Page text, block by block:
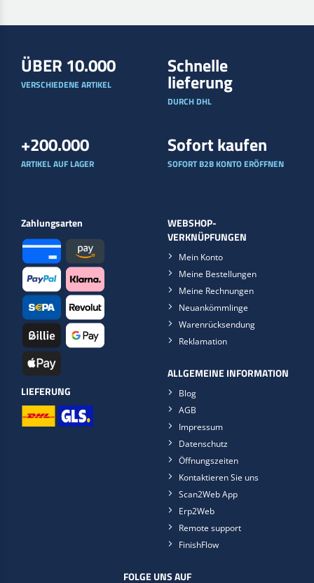
ÜBER 10.000
VERSCHIEDENE ARTIKEL
Schnelle
lieferung
DURCH DHL
+200.000
ARTIKEL AUF LAGER
Sofort kaufen
SOFORT B2B KONTO ERÖFFNEN
Zahlungsarten
LIEFERUNG
WEBSHOP-
VERKNÜPFUNGEN
Mein Konto
Meine Bestellungen
Meine Rechnungen
Neuankömmlinge
Warenrücksendung
Reklamation
ALLGEMEINE INFORMATION
Blog
AGB
Impressum
Datenschutz
Öffnungszeiten
Kontaktieren Sie uns
Scan2Web App
Erp2Web
Remote support
FinishFlow
FOLGE UNS AUF